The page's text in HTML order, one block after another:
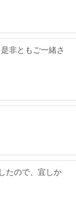
非ともご一緒さ
たので、宜しか